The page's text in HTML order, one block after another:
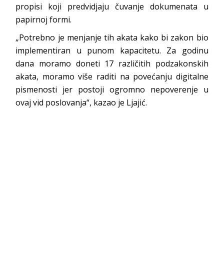
propisi koji predvidjaju čuvanje dokumenata u
papirnoj formi.
„Potrebno je menjanje tih akata kako bi zakon bio
implementiran u punom kapacitetu. Za godinu
dana moramo doneti 17 različitih podzakonskih
akata, moramo više raditi na povećanju digitalne
pismenosti jer postoji ogromno nepoverenje u
ovaj vid poslovanja“, kazao je Ljajić.